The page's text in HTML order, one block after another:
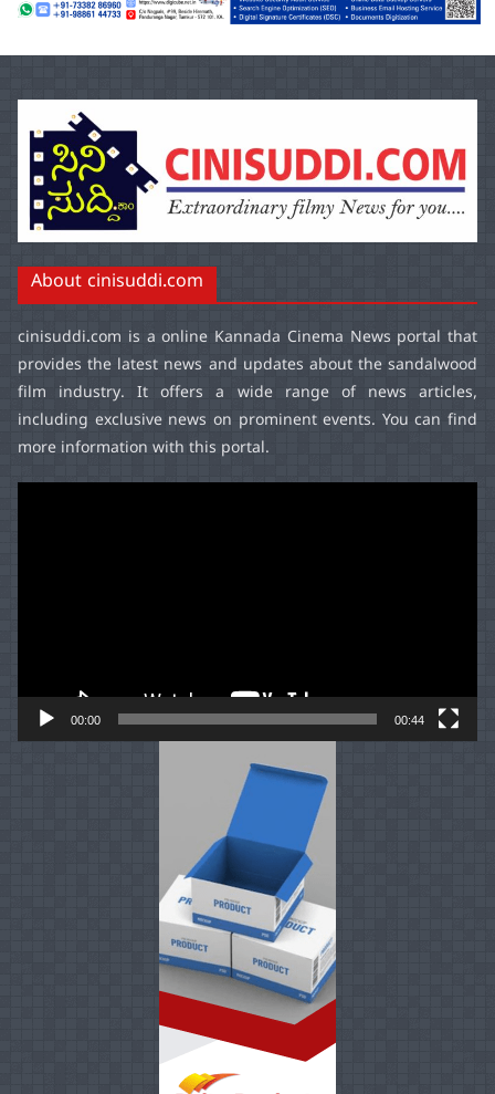
About cinisuddi.com
cinisuddi.com is a online Kannada Cinema News portal that
provides the latest news and updates about the sandalwood
film industry. It offers a wide range of news articles,
including exclusive news on prominent events. You can find
more information with this portal.
00:00 00:44